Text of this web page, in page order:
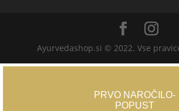
Ayurvedashop.si © 2022. Vse
PRVO NAROČILO-
POPUST